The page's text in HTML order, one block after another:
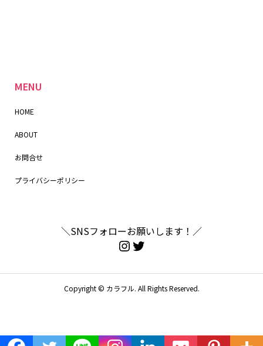
MENU
HOME
ABOUT
お問合せ
プライバシーポリシー
＼SNSフォローお願いします！／
Copyright © カラフル. All Rights Reserved.